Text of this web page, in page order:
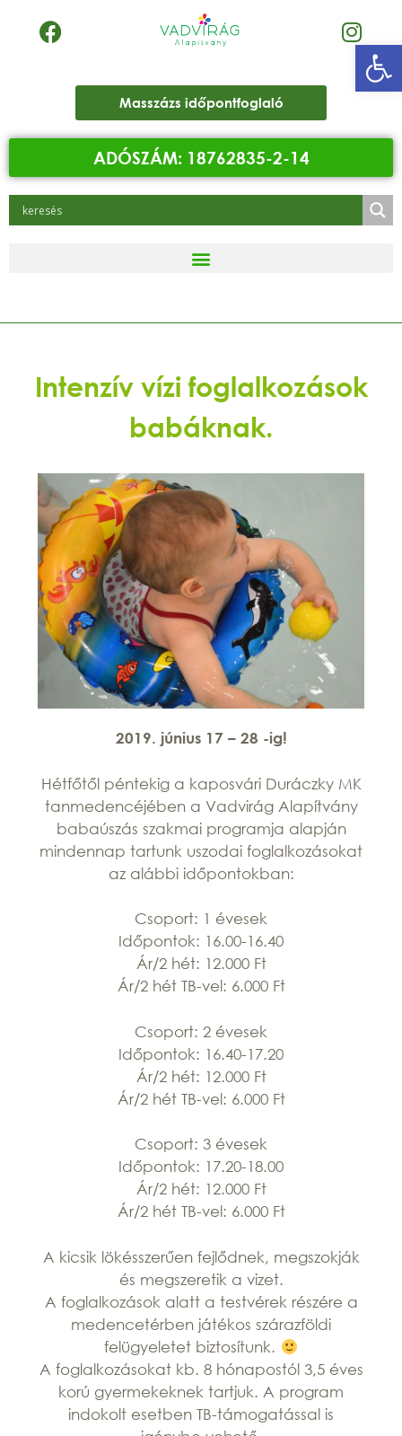
Masszázs időpontfoglaló
ADÓSZÁM: 18762835-2-14
Intenzív vízi foglalkozások
babáknak.
2019. június 17 – 28 -ig!
Hétfőtől péntekig a kaposvári Duráczky MK
tanmedencéjében a Vadvirág Alapítvány
babaúszás szakmai programja alapján
mindennap tartunk uszodai foglalkozásokat
az alábbi időpontokban:
Csoport: 1 évesek
Időpontok: 16.00-16.40
Ár/2 hét: 12.000 Ft
Ár/2 hét TB-vel: 6.000 Ft
Csoport: 2 évesek
Időpontok: 16.40-17.20
Ár/2 hét: 12.000 Ft
Ár/2 hét TB-vel: 6.000 Ft
Csoport: 3 évesek
Időpontok: 17.20-18.00
Ár/2 hét: 12.000 Ft
Ár/2 hét TB-vel: 6.000 Ft
A kicsik lökésszerűen fejlődnek, megszokják
és megszeretik a vizet.
A foglalkozások alatt a testvérek részére a
medencetérben játékos szárazföldi
felügyeletet biztosítunk.
A foglalkozásokat kb. 8 hónapostól 3,5 éves
korú gyermekeknek tartjuk. A program
indokolt esetben TB-támogatással is